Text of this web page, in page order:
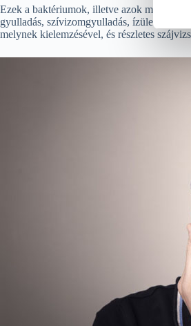
Ezek a baktériumok, illetve azok
gyulladás, szívizomgyulladás, ízületi
melynek kielemzésével, és részletes